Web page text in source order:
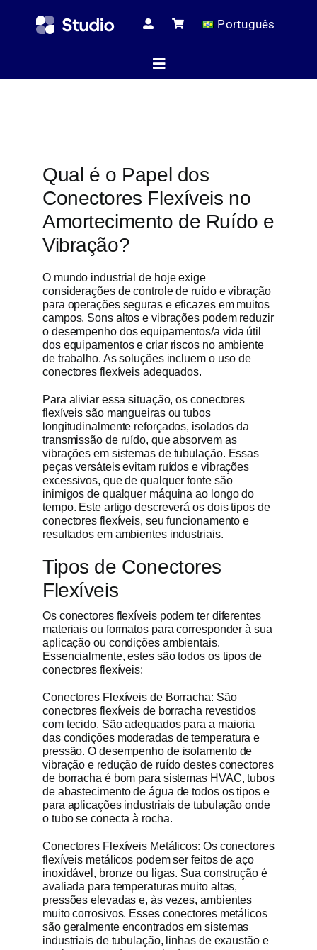
Português
Toggle
Todos os
Obter
Qual é o Papel dos
Conectores Flexíveis no
Amortecimento de Ruído e
Vibração?
O mundo industrial de hoje exige
considerações de controle de ruído e vibração
para operações seguras e eficazes em muitos
campos. Sons altos e vibrações podem reduzir
o desempenho dos equipamentos/a vida útil
dos equipamentos e criar riscos no ambiente
de trabalho. As soluções incluem o uso de
conectores flexíveis adequados.
Para aliviar essa situação, os conectores
flexíveis são mangueiras ou tubos
longitudinalmente reforçados, isolados da
transmissão de ruído, que absorvem as
vibrações em sistemas de tubulação. Essas
peças versáteis evitam ruídos e vibrações
excessivos, que de qualquer fonte são
inimigos de qualquer máquina ao longo do
tempo. Este artigo descreverá os dois tipos de
conectores flexíveis, seu funcionamento e
resultados em ambientes industriais.
Tipos de Conectores
Flexíveis
Os conectores flexíveis podem ter diferentes
materiais ou formatos para corresponder à sua
aplicação ou condições ambientais.
Essencialmente, estes são todos os tipos de
conectores flexíveis:
Conectores Flexíveis de Borracha: São
conectores flexíveis de borracha revestidos
com tecido. São adequados para a maioria
das condições moderadas de temperatura e
pressão. O desempenho de isolamento de
vibração e redução de ruído destes conectores
de borracha é bom para sistemas HVAC, tubos
de abastecimento de água de todos os tipos e
para aplicações industriais de tubulação onde
o tubo se conecta à rocha.
Conectores Flexíveis Metálicos: Os conectores
flexíveis metálicos podem ser feitos de aço
inoxidável, bronze ou ligas. Sua construção é
avaliada para temperaturas muito altas,
pressões elevadas e, às vezes, ambientes
muito corrosivos. Esses conectores metálicos
são geralmente encontrados em sistemas
industriais de tubulação, linhas de exaustão e